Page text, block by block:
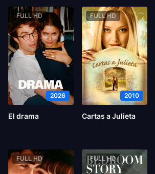
FULL HD
2026
El drama
FULL HD
2010
Cartas a Julieta
FULL HD FULL HD